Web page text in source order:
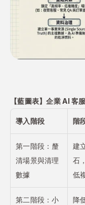
【藍圖表】企業 AI 客
導入階段 階
第一階段：釐
清場景與清理
數據
建
石
低
第二階段：小
降